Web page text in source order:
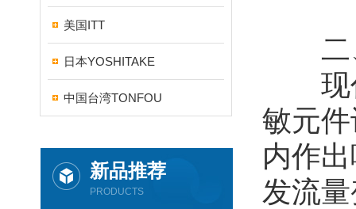
美国ITT
日本YOSHITAKE
中国台湾TONFOU
新品推荐
PRODUCTS
二、
现代
敏元
内作
发流